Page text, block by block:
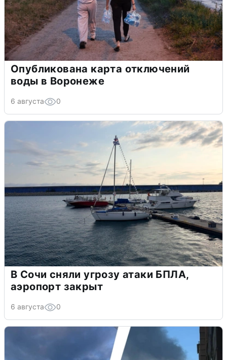
Опубликована карта отключений
воды в Воронеже
6 августа 0
В Сочи сняли угрозу атаки БПЛА,
аэропорт закрыт
6 августа 0